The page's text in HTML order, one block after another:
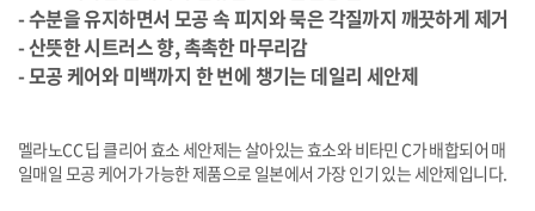
- 수분을 유지하면서 모공 속 피지와 묵은 각질까지 깨끗하게 제거
- 산뜻한 시트러스 향, 촉촉한 마무리감
- 모공 케어와 미백까지 한 번에 챙기는 데일리 세안제
멜라노CC 딥 클리어 효소 세안제는 살아있는 효소와 비타민 C가 배합되어 매
일매일 모공 케어가 가능한 제품으로 일본에서 가장 인기 있는 세안제입니다.